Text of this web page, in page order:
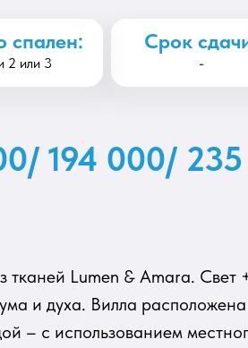
194 000/
Срок
спален:
2 или 3 -
тканей Lumen & Amara. Свет
и духа. Вилла
– с использованием